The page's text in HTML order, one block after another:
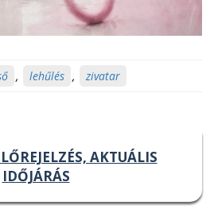
, lehűlés , zivatar
AKTUÁLIS
IDŐJÁRÁS